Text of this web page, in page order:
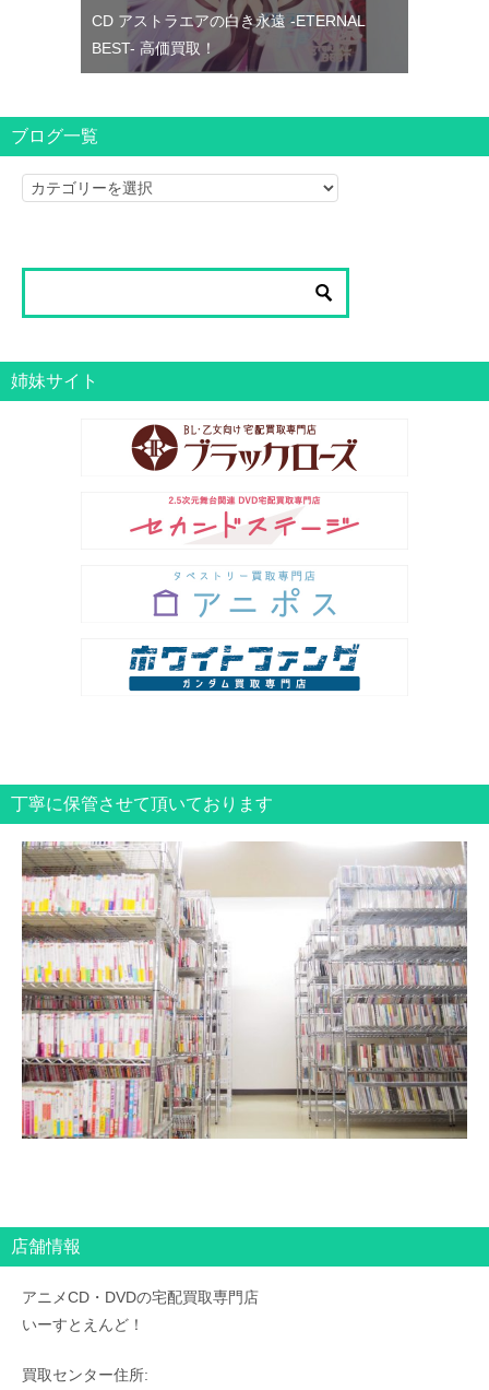
CD アストラエアの白き永遠 -ETERNAL
BEST- 高価買取！
ブログ一覧
ブ
一
姉妹サイト
丁寧に保管させて頂いております
店舗情報
アニメCD・DVDの宅配買取専門店
いーすとえんど！
買取センター住所: